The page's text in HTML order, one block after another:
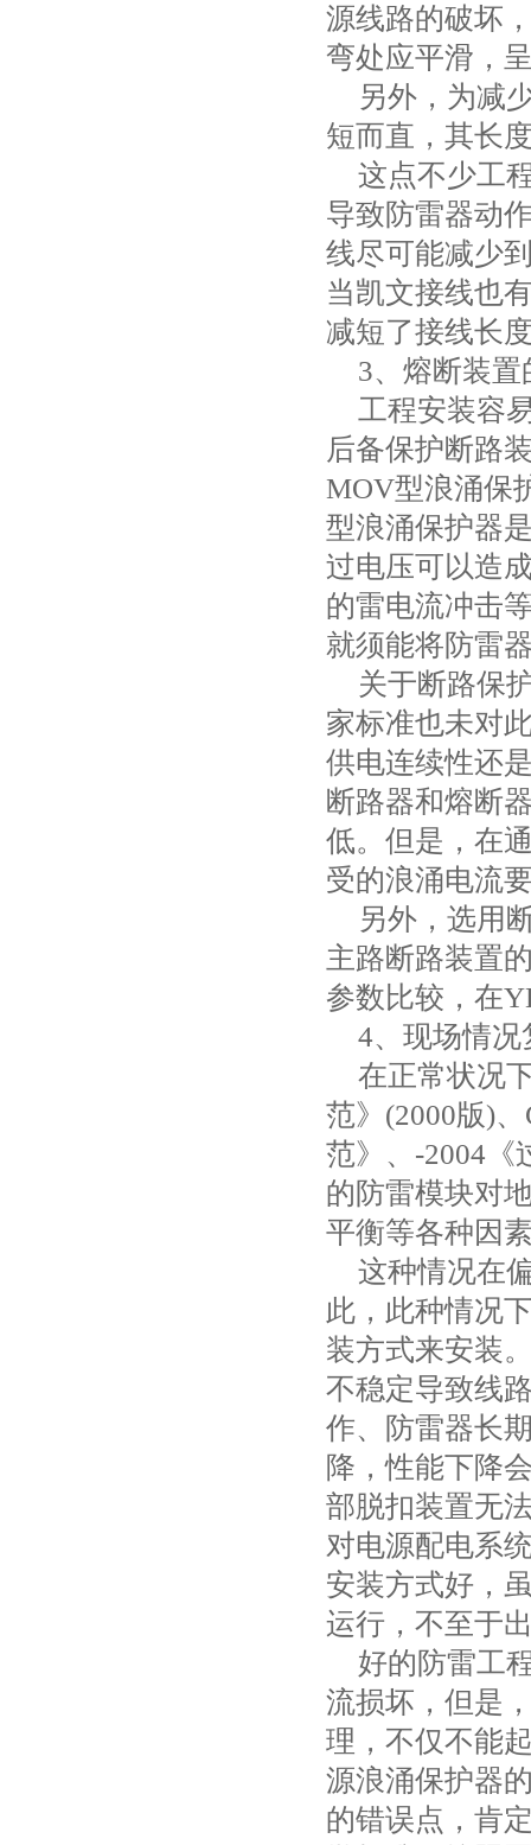
源线路的破坏
弯处应平滑，
另外，为减
短而直，其长
这点不少工
导致防雷器动
线尽可能减少
当凯文接线也
减短了接线长
3、熔断装置
工程安装容
后备保护断路
MOV型浪涌保
型浪涌保护器
过电压可以造
的雷电流冲击
就须能将防雷
关于断路保
家标准也未对
供电连续性还
断路器和熔断
低。但是，在
受的浪涌电流
另外，选用
主路断路装置
参数比较，在
4、现场情况
在正常状况
范》 (2000版)、
范》、 -2004
的防雷模块对
平衡等各种因
这种情况在
此，此种情况
装方式来安装
不稳定导致线
作、防雷器长
降，性能下降
部脱扣装置无
对电源配电系
安装方式好，
运行，不至于
好的防雷工
流损坏，但是
理，不仅不能
源浪涌保护器
的错误点，肯